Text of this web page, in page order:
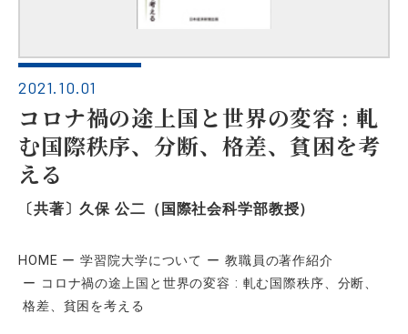
2021.10.01
コロナ禍の途上国と世界の変容 : 軋
む国際秩序、分断、格差、貧困を考
える
〔共著〕久保 公二（国際社会科学部教授）
HOME 学習院大学について
教職員の著作紹介
コロナ禍の途上国と世界の変容 : 軋む国際秩序、分断、
格差、貧困を考える